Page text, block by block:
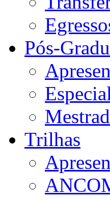
Pós-
Trilhas